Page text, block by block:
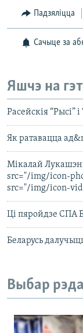
Падзяліцца
Сачыце за
Яшчэ на
Расейскія “Рысі”
Як ратавацца
Мікалай
src="/img/icon-
src="/img/icon-
Ці пяройдзе СПА
Беларусь
Выбар